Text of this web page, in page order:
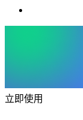
立即使用